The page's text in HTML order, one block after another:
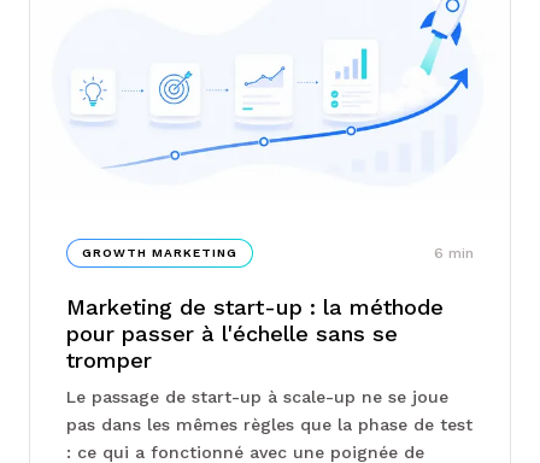
concentrer vos efforts là où ils comptent
vraiment...
GROWTH MARKETING 6 min
Marketing de start-up : la méthode
pour passer à l'échelle sans se
tromper
Le passage de start-up à scale-up ne se joue
pas dans les mêmes règles que la phase de test
: ce qui a fonctionné avec une poignée de